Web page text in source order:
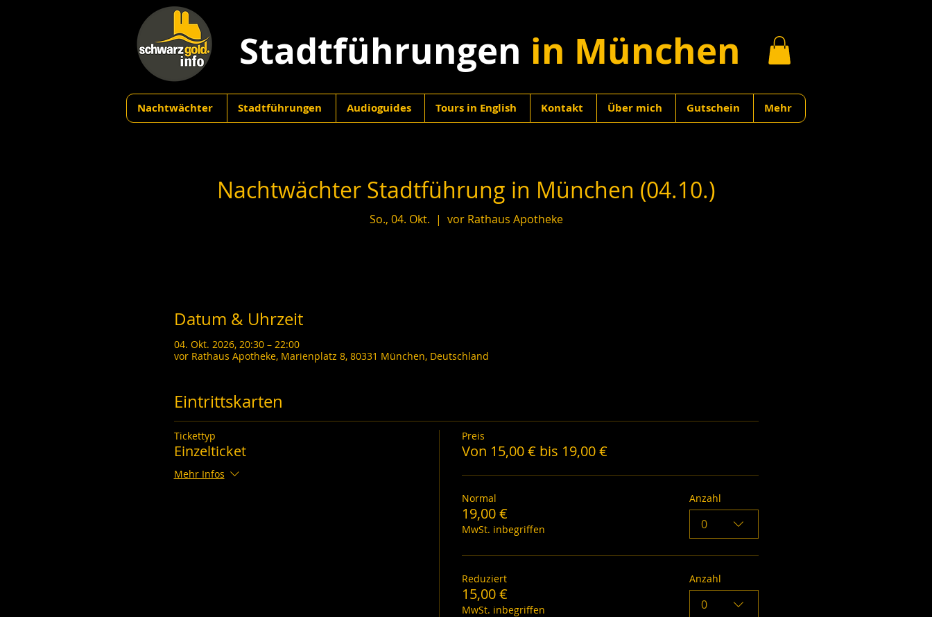
Stadtführungen in München
Nachtwächter Stadtführungen Audioguides Tours in English Kontakt Über mich Gutschein Mehr
Nachtwächter Stadtführung in München (04.10.)
So., 04. Okt.
  |
vor Rathaus Apotheke
Datum & Uhrzeit
04. Okt. 2026, 20:30 – 22:00
vor Rathaus Apotheke, Marienplatz 8, 80331 München, Deutschland
Eintrittskarten
Tickettyp
Einzelticket
Mehr Infos
Preis
Von 15,00 € bis 19,00 €
Normal
19,00 €
MwSt. inbegriffen
Anzahl
0
Reduziert
15,00 €
MwSt. inbegriffen
Anzahl
0